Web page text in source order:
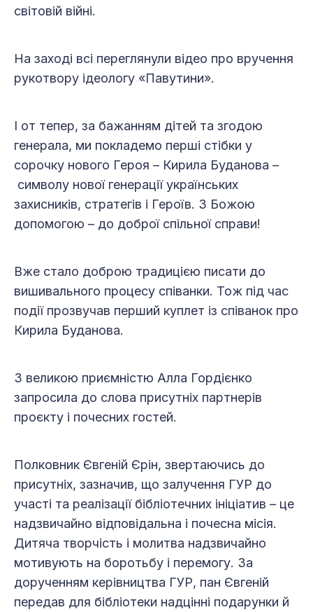
світовій війні.
На заході всі переглянули відео про вручення
рукотвору ідеологу «Павутини».
І от тепер, за бажанням дітей та згодою
генерала, ми покладемо перші стібки у
сорочку нового Героя – Кирила Буданова –
символу нової генерації українських
захисників, стратегів і Героїв. З Божою
допомогою – до доброї спільної справи!
Вже стало доброю традицією писати до
вишивального процесу співанки. Тож під час
події прозвучав перший куплет із співанок про
Кирила Буданова.
З великою приємністю Алла Гордієнко
запросила до слова присутніх партнерів
проєкту і почесних гостей.
Полковник Євгеній Єрін, звертаючись до
присутніх, зазначив, що залучення ГУР до
участі та реалізації бібліотечних ініціатив – це
надзвичайно відповідальна і почесна місія.
Дитяча творчість і молитва надзвичайно
мотивують на боротьбу і перемогу. За
дорученням керівництва ГУР, пан Євгеній
передав для бібліотеки надцінні подарунки й